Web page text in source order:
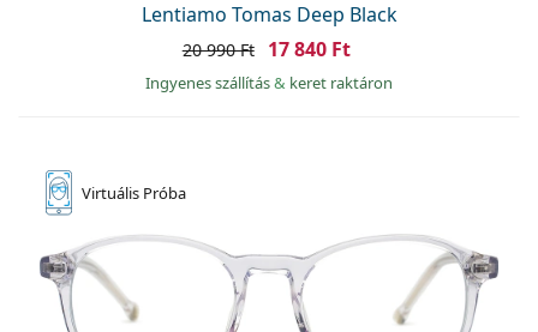
Lentiamo Tomas Deep Black
20 990 Ft 17 840 Ft
Ingyenes szállítás& keret raktáron
Virtuális Próba